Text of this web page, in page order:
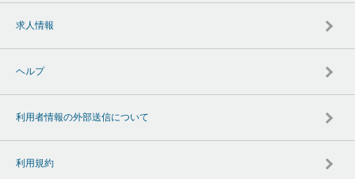
求人情報
ヘルプ
利用者情報の外部送信について
利用規約